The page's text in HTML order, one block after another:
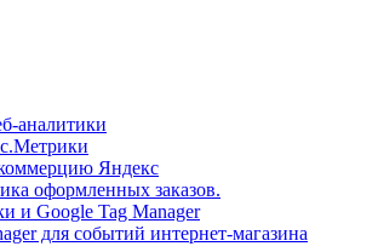
аналитики
Яндекс
оформленных заказов.
и Google Tag Manager
для событий интернет-магазина